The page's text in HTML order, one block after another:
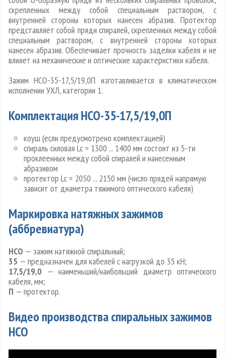
скрепленных между собой специальным раствором, с
внутренней стороны которых нанесен абразив. Протектор
представляет собой пряди спиралей, скрепленных между собой
специальным раствором, с внутренней стороны которых
нанесен абразив. Обеспечивает прочность заделки кабеля и не
влияет на механические и оптические характеристики кабеля.
Зажим НСО-35-17,5/19,0П изготавливается в климатическом
исполнении УХЛ, категории 1.
Комплектация НСО-35-17,5/19,0П
коуш (если предусмотрено комплектацией)
спираль силовая Lc = 1300 ... 1400 мм состоит из 5-ти
проклеенных между собой спиралей и нанесенным
абразивом
протектор Lc = 2050 ... 2150 мм (число прядей напрямую
зависит от диаметра тяжимого оптического кабеля)
Маркировка натяжных зажимов
(аббревиатура)
НСО — зажим натяжной спиральный;
35 — предназначен для кабелей с нагрузкой до 35 кН;
17,5/19,0 — наименьший/наибольший диаметр оптического
кабеля, мм;
П — протектор.
Видео производства спиральных зажимов
НСО